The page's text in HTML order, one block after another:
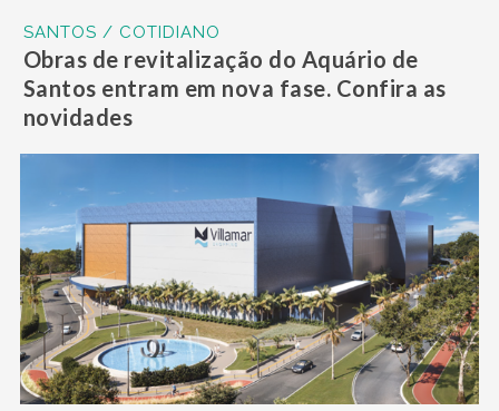
SANTOS / COTIDIANO
Obras de revitalização do Aquário de
Santos entram em nova fase. Confira as
novidades